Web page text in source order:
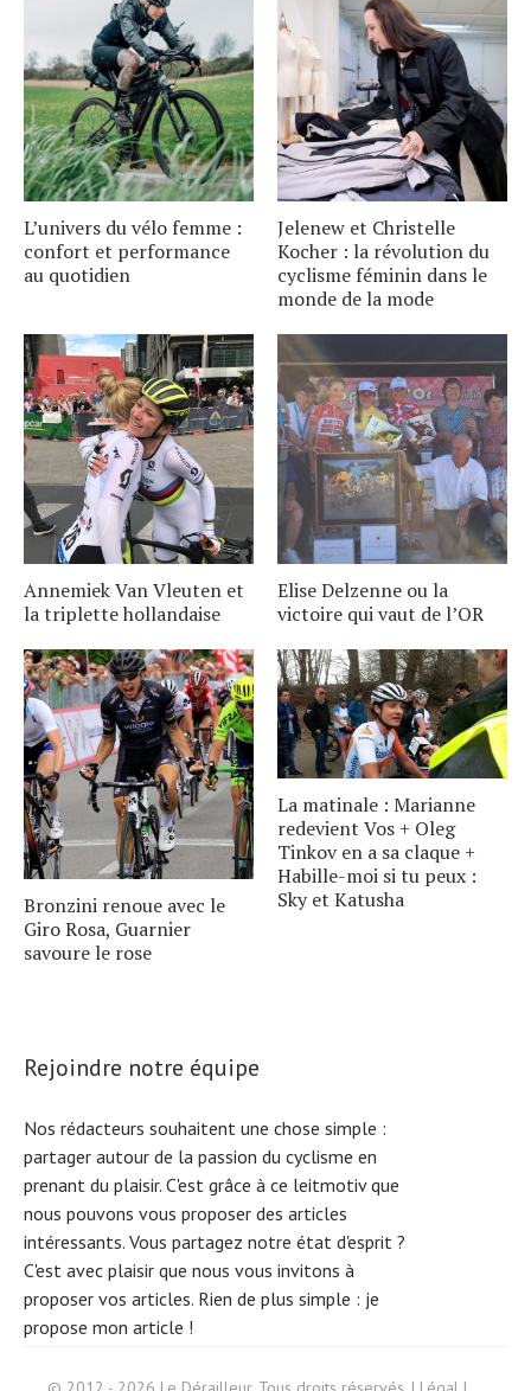
L’univers du vélo femme :
confort et performance
au quotidien
Jelenew et Christelle
Kocher : la révolution du
cyclisme féminin dans le
monde de la mode
Annemiek Van Vleuten et
la triplette hollandaise
Elise Delzenne ou la
victoire qui vaut de l’OR
Bronzini renoue avec le
Giro Rosa, Guarnier
savoure le rose
La matinale : Marianne
redevient Vos + Oleg
Tinkov en a sa claque +
Habille-moi si tu peux :
Sky et Katusha
Rejoindre notre équipe
Nos rédacteurs souhaitent une chose simple :
partager autour de la passion du cyclisme en
prenant du plaisir. C'est grâce à ce leitmotiv que
nous pouvons vous proposer des articles
intéressants. Vous partagez notre état d'esprit ?
C'est avec plaisir que nous vous invitons à
proposer vos articles. Rien de plus simple : je
propose mon article !
Search